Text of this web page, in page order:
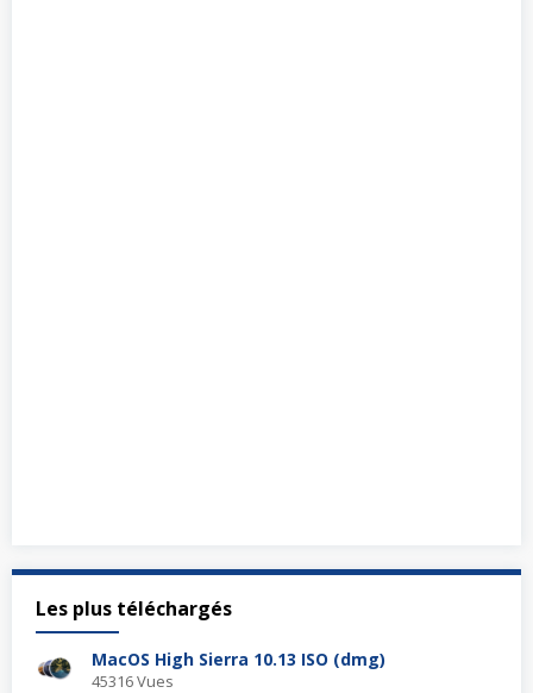
Les plus téléchargés
MacOS High Sierra 10.13 ISO (dmg)
45316 Vues